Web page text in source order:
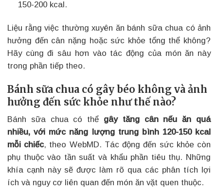
150-200 kcal.
Liệu rằng việc thường xuyên ăn bánh sữa chua có ảnh
hưởng đến cân nặng hoặc sức khỏe tổng thể không?
Hãy cùng đi sâu hơn vào tác động của món ăn này
trong phần tiếp theo.
Bánh sữa chua có gây béo không và ảnh
hưởng đến sức khỏe như thế nào?
Bánh sữa chua có thể gây tăng cân nếu ăn quá
nhiều, với mức năng lượng trung bình 120-150 kcal
mỗi chiếc, theo WebMD. Tác động đến sức khỏe còn
phụ thuộc vào tần suất và khẩu phần tiêu thụ. Những
khía cạnh này sẽ được làm rõ qua các phân tích lợi
ích và nguy cơ liên quan đến món ăn vặt quen thuộc.